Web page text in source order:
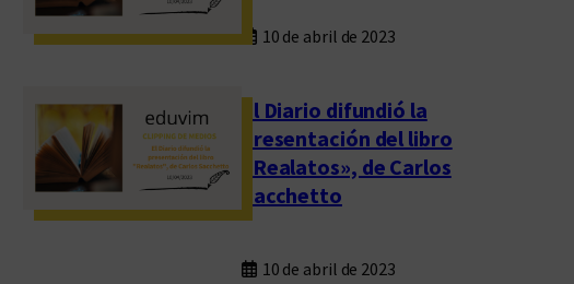
10 de abril de 2023
El Diario difundió la
presentación del libro
«Realatos», de Carlos
Sacchetto
10 de abril de 2023